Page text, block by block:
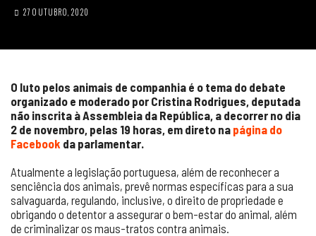
27 OUTUBRO, 2020
O luto pelos animais de companhia é o tema do debate
organizado e moderado por Cristina Rodrigues, deputada
não inscrita à Assembleia da República, a decorrer no dia
2 de novembro, pelas 19 horas, em direto na página do
Facebook da parlamentar.
Atualmente a legislação portuguesa, além de reconhecer a
senciência dos animais, prevê normas específicas para a sua
salvaguarda, regulando, inclusive, o direito de propriedade e
obrigando o detentor a assegurar o bem-estar do animal, além
de criminalizar os maus-tratos contra animais.